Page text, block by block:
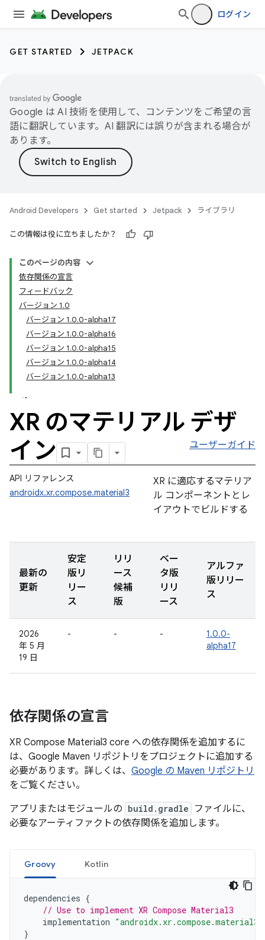
ログイン
GET STARTED JETPACK
Google は AI 技術を使用して、コンテンツをご希望の言
語に翻訳しています。AI 翻訳には誤りが含まれる場合が
あります。
Android Developers Get started Jetpack ライブラリ
この情報は役に立ちましたか？
このページの内容
依存関係の宣言
フィードバック
バージョン 1.0
バージョン 1.0.0-alpha17
バージョン 1.0.0-alpha16
バージョン 1.0.0-alpha15
バージョン 1.0.0-alpha14
バージョン 1.0.0-alpha13
XR のマテリアル デザ
イン
ユーザーガイド
API リファレンス
androidx.xr.compose.material3
XR に適応するマテリア
ル コンポーネントとレ
イアウトでビルドする
最新の
更新
安定
版リ
リー
ス
リリ
ース
候補
版
ベー
タ版
リリ
ース
アルファ
版リリー
ス
2026
年 5 月
19 日
- - -
1.0.0-
alpha17
依存関係の宣言
XR Compose Material3 core への依存関係を追加するに
は、Google Maven リポジトリをプロジェクトに追加する
必要があります。詳しくは、 Google の Maven リポジトリ
をご覧ください。
アプリまたはモジュールの build.gradle
ファイルに、
必要なアーティファクトの依存関係を追加します。
Groovy Kotlin
dependencies {
// Use to implement XR Compose Material3
implementation
}